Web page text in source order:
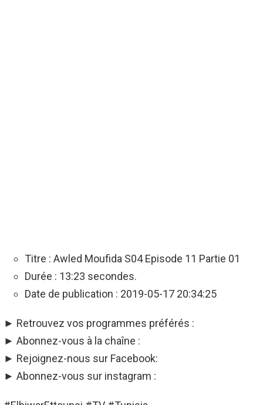
Titre : Awled Moufida S04 Episode 11 Partie 01
Durée : 13:23 secondes.
Date de publication : 2019-05-17 20:34:25
► Retrouvez vos programmes préférés :
► Abonnez-vous à la chaîne :
► Rejoignez-nous sur Facebook:
► Abonnez-vous sur instagram :